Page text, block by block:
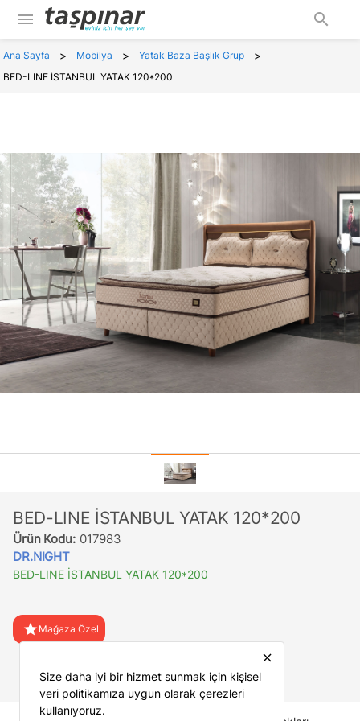
menu search
Ana Sayfa > Mobilya > Yatak Baza Başlık Grup >
BED-LINE İSTANBUL YATAK 120*200
BED-LINE İSTANBUL YATAK 120*200
Ürün Kodu: 017983
DR.NIGHT
BED-LINE İSTANBUL YATAK 120*200
star Mağaza Özel
close
Size daha iyi bir hizmet sunmak için kişisel
veri politikamıza uygun olarak çerezleri
kullanıyoruz.